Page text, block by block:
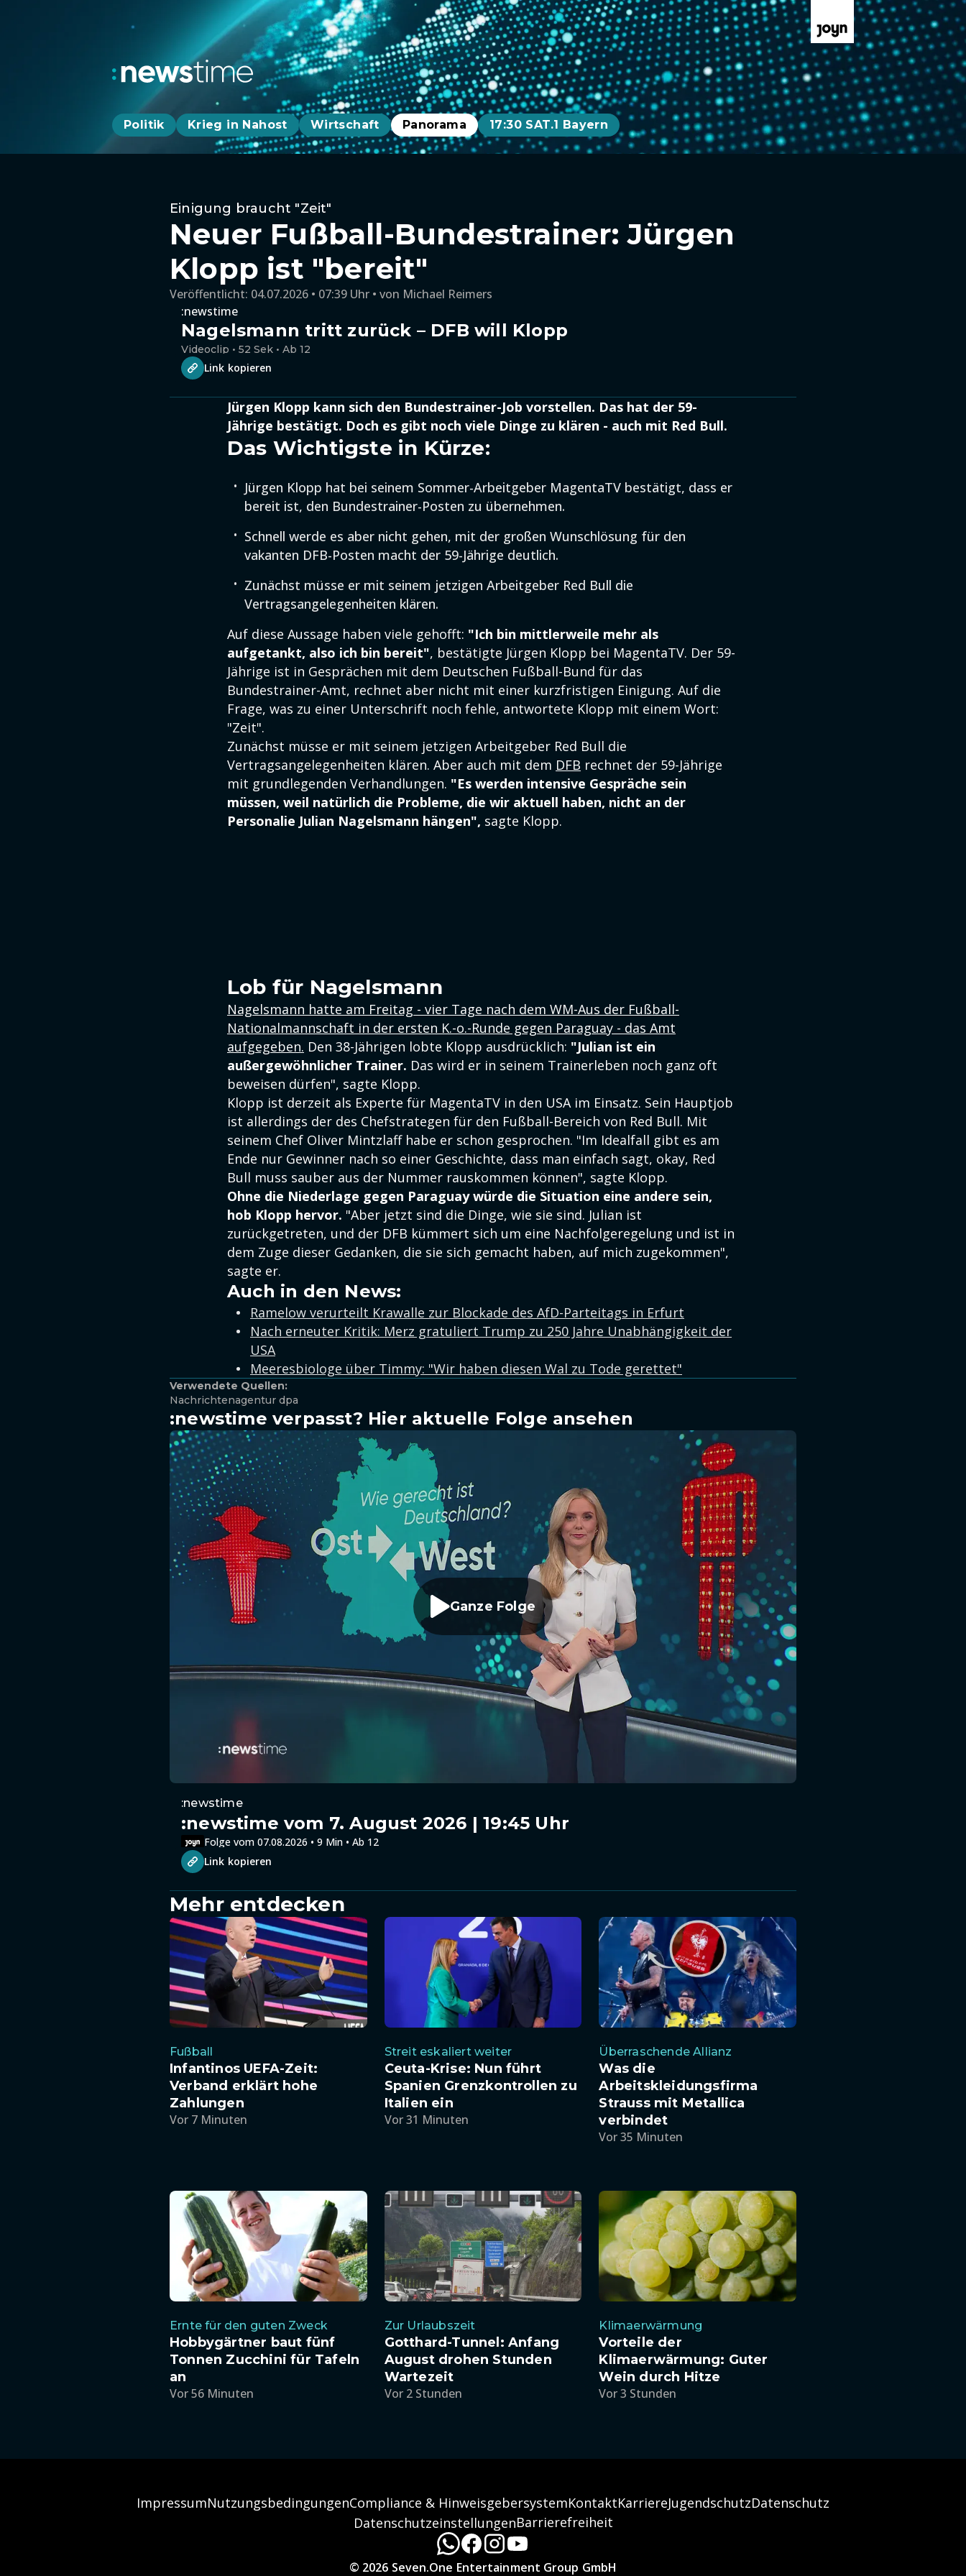
Politik Krieg in Nahost Wirtschaft Panorama 17:30 SAT.1 Bayern
Einigung braucht "Zeit"
Neuer Fußball-Bundestrainer: Jürgen
Klopp ist "bereit"
Veröffentlicht: 04.07.2026 • 07:39 Uhr von Michael Reimers
:newstime
Nagelsmann tritt zurück – DFB will Klopp
Videoclip • 52 Sek • Ab 12
Link kopieren
Jürgen Klopp kann sich den Bundestrainer-Job vorstellen. Das hat der 59-
Jährige bestätigt. Doch es gibt noch viele Dinge zu klären - auch mit Red Bull.
Das Wichtigste in Kürze:
Jürgen Klopp hat bei seinem Sommer-Arbeitgeber MagentaTV bestätigt, dass er
bereit ist, den Bundestrainer-Posten zu übernehmen.
Schnell werde es aber nicht gehen, mit der großen Wunschlösung für den
vakanten DFB-Posten macht der 59-Jährige deutlich.
Zunächst müsse er mit seinem jetzigen Arbeitgeber Red Bull die
Vertragsangelegenheiten klären.
Auf diese Aussage haben viele gehofft: "Ich bin mittlerweile mehr als
aufgetankt, also ich bin bereit", bestätigte Jürgen Klopp bei MagentaTV. Der 59-
Jährige ist in Gesprächen mit dem Deutschen Fußball-Bund für das
Bundestrainer-Amt, rechnet aber nicht mit einer kurzfristigen Einigung. Auf die
Frage, was zu einer Unterschrift noch fehle, antwortete Klopp mit einem Wort:
"Zeit".
Zunächst müsse er mit seinem jetzigen Arbeitgeber Red Bull die
Vertragsangelegenheiten klären. Aber auch mit dem DFB rechnet der 59-Jährige
mit grundlegenden Verhandlungen. "Es werden intensive Gespräche sein
müssen, weil natürlich die Probleme, die wir aktuell haben, nicht an der
Personalie Julian Nagelsmann hängen", sagte Klopp.
Lob für Nagelsmann
Nagelsmann hatte am Freitag - vier Tage nach dem WM-Aus der Fußball-
Nationalmannschaft in der ersten K.-o.-Runde gegen Paraguay - das Amt
aufgegeben. Den 38-Jährigen lobte Klopp ausdrücklich: "Julian ist ein
außergewöhnlicher Trainer. Das wird er in seinem Trainerleben noch ganz oft
beweisen dürfen", sagte Klopp.
Klopp ist derzeit als Experte für MagentaTV in den USA im Einsatz. Sein Hauptjob
ist allerdings der des Chefstrategen für den Fußball-Bereich von Red Bull. Mit
seinem Chef Oliver Mintzlaff habe er schon gesprochen. "Im Idealfall gibt es am
Ende nur Gewinner nach so einer Geschichte, dass man einfach sagt, okay, Red
Bull muss sauber aus der Nummer rauskommen können", sagte Klopp.
Ohne die Niederlage gegen Paraguay würde die Situation eine andere sein,
hob Klopp hervor. "Aber jetzt sind die Dinge, wie sie sind. Julian ist
zurückgetreten, und der DFB kümmert sich um eine Nachfolgeregelung und ist in
dem Zuge dieser Gedanken, die sie sich gemacht haben, auf mich zugekommen",
sagte er.
Auch in den News:
Ramelow verurteilt Krawalle zur Blockade des AfD-Parteitags in Erfurt
Nach erneuter Kritik: Merz gratuliert Trump zu 250 Jahre Unabhängigkeit der
USA
Meeresbiologe über Timmy: "Wir haben diesen Wal zu Tode gerettet"
Verwendete Quellen:
Nachrichtenagentur dpa
:newstime verpasst? Hier aktuelle Folge ansehen
Ganze Folge
:newstime
:newstime vom 7. August 2026 | 19:45 Uhr
Folge vom 07.08.2026 • 9 Min • Ab 12
Link kopieren
Mehr entdecken
Fußball
Infantinos UEFA-Zeit:
Verband erklärt hohe
Zahlungen
Vor 7 Minuten
Streit eskaliert weiter
Ceuta-Krise: Nun führt
Spanien Grenzkontrollen zu
Italien ein
Vor 31 Minuten
Überraschende Allianz
Was die
Arbeitskleidungsfirma
Strauss mit Metallica
verbindet
Vor 35 Minuten
Ernte für den guten Zweck
Hobbygärtner baut fünf
Tonnen Zucchini für Tafeln
an
Vor 56 Minuten
Zur Urlaubszeit
Gotthard-Tunnel: Anfang
August drohen Stunden
Wartezeit
Vor 2 Stunden
Klimaerwärmung
Vorteile der
Klimaerwärmung: Guter
Wein durch Hitze
Vor 3 Stunden
ImpressumNutzungsbedingungenCompliance & HinweisgebersystemKontaktKarriereJugendschutzDatenschutz
DatenschutzeinstellungenBarrierefreiheit
© 2026 Seven.One Entertainment Group GmbH